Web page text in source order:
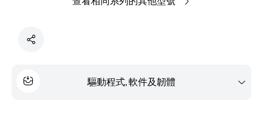
驅動程式, 軟件及韌體